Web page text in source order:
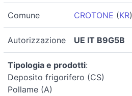
Comune CROTONE (KR)
Autorizzazione UE IT B9G5B
Tipologia e prodotti:
Deposito frigorifero (CS)
Pollame (A)